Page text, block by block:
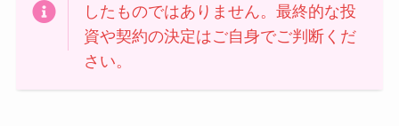
したものではありません。最終的な投
資や契約の決定はご自身でご判断くだ
さい。